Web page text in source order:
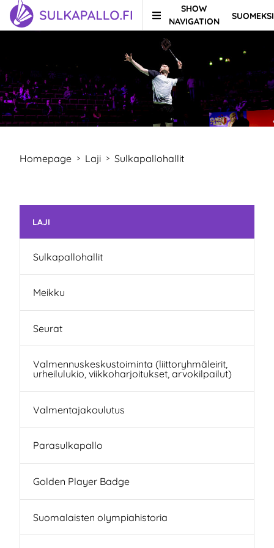
Skip to content
TO HOMEPAGE
SHOW
NAVIGATION
SUOMEKSI
Homepage > Laji > Sulkapallohallit
Skip subnavigation
LAJI
Sulkapallohallit
Meikku
Seurat
Valmennuskeskustoiminta (liittoryhmäleirit,
urheilulukio, viikkoharjoitukset, arvokilpailut)
Valmentajakoulutus
Parasulkapallo
Golden Player Badge
Suomalaisten olympiahistoria